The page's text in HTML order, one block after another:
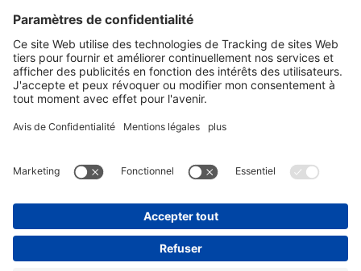
Instagram LinkedIn Vimeo
YouTube Glassdoor
MENTIONS LÉGALES
CONDITIONS GENERALES
PROTECTION DES DONNÉES